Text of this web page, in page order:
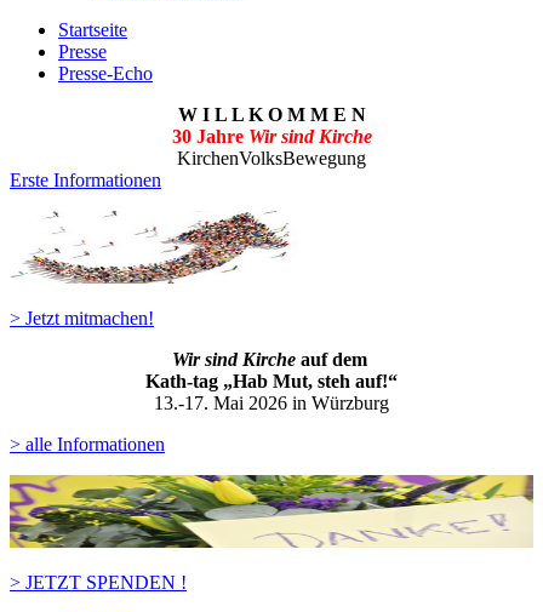
Startseite
Presse
Presse-Echo
W I L L K O M M E N
30 Jahre Wir sind Kirche
KirchenVolksBewegung
Erste Informationen
> Jetzt mitmachen!
Wir sind Kirche auf dem
Kath-tag „Hab Mut, steh auf!“
13.-17. Mai 2026 in Würzburg
> alle Informationen
> JETZT SPENDEN !